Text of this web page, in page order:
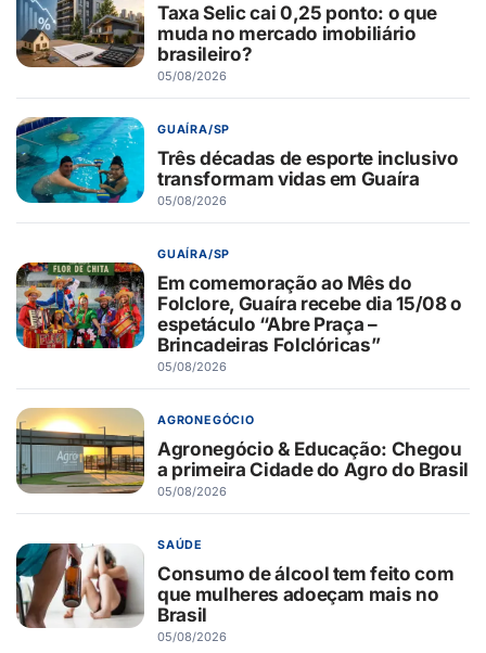
Taxa Selic cai 0,25 ponto: o que
muda no mercado imobiliário
brasileiro?
05/08/2026
GUAÍRA/SP
Três décadas de esporte inclusivo
transformam vidas em Guaíra
05/08/2026
GUAÍRA/SP
Em comemoração ao Mês do
Folclore, Guaíra recebe dia 15/08 o
espetáculo “Abre Praça –
Brincadeiras Folclóricas”
05/08/2026
AGRONEGÓCIO
Agronegócio & Educação: Chegou
a primeira Cidade do Agro do Brasil
05/08/2026
SAÚDE
Consumo de álcool tem feito com
que mulheres adoeçam mais no
Brasil
05/08/2026